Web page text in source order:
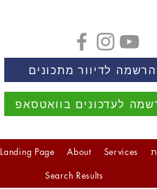
הרשמה לדיוור מתכונים
לעדכונים בוואטסאפ
Services
About
Landing Page
Search Results